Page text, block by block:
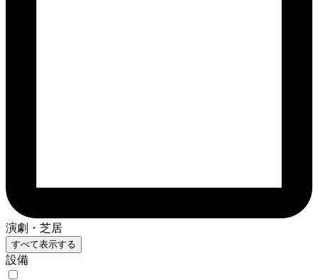
演劇・芝居
すべて表示する
設備